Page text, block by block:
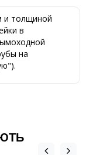
и толщиной
в
на